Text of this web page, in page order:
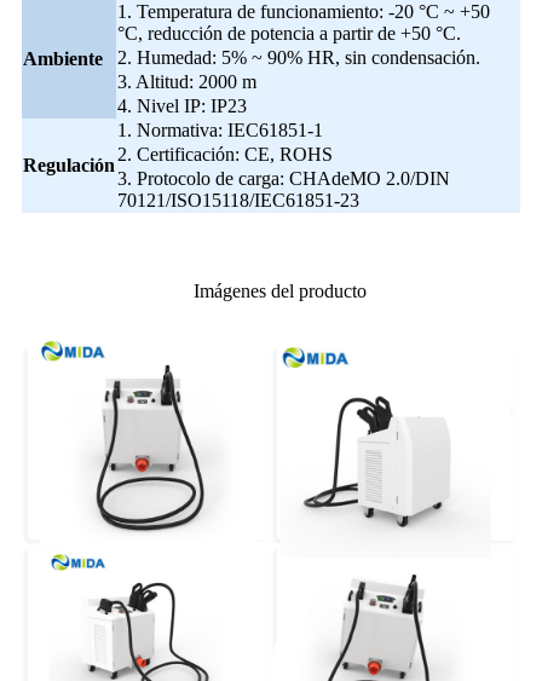
Ambiente
1. Temperatura de funcionamiento: -20 °C ~ +50
°C, reducción de potencia a partir de +50 °C.
2. Humedad: 5% ~ 90% HR, sin condensación.
3. Altitud: 2000 m
4. Nivel IP: IP23
Regulación
1. Normativa: IEC61851-1
2. Certificación: CE, ROHS
3. Protocolo de carga: CHAdeMO 2.0/DIN
70121/ISO15118/IEC61851-23
Imágenes del producto